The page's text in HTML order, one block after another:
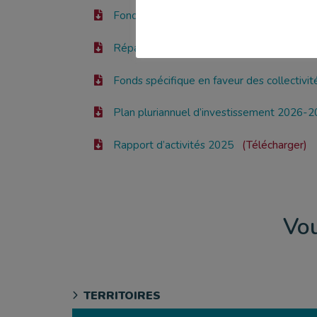
Fonds d’appui aux intercommunalités
Répartition du produit des amendes de
Fonds spécifique en faveur des
Plan pluriannuel d’investissement 2026-
Rapport d’activités 2025 Télécharger
TERRITOIRES